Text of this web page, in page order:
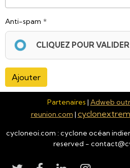
Anti-spam
CLIQUEZ POUR VALIDER
Ajouter
Partenaires | Adweb
reunion.com |
cycloneoi.com : cyclone océan
reserved -